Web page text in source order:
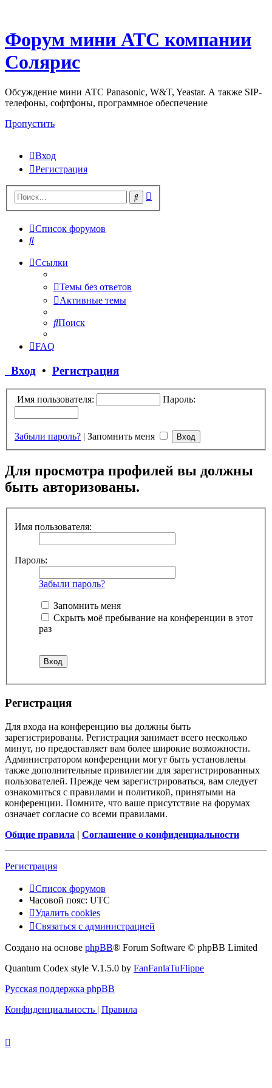
Форум мини АТС компании
Солярис
Обсуждение мини АТС Panasonic, W&T, Yeastar. А также SIP-
телефоны, софтфоны, программное обеспечение
Пропустить
Вход
Регистрация
Поиск
Список форумов
Поиск
Ссылки
Темы без ответов
Активные темы
Поиск
FAQ
Вход • Регистрация
Имя пользователя: Пароль:
Забыли пароль? | Запомнить меня
Для просмотра профилей вы должны
быть авторизованы.
Имя пользователя:
Пароль:
Забыли пароль?
Запомнить меня
Скрыть моё пребывание на конференции в этот
раз
Регистрация
Для входа на конференцию вы должны быть
зарегистрированы. Регистрация занимает всего несколько
минут, но предоставляет вам более широкие возможности.
Администратором конференции могут быть установлены
также дополнительные привилегии для зарегистрированных
пользователей. Прежде чем зарегистрироваться, вам следует
ознакомиться с правилами и политикой, принятыми на
конференции. Помните, что ваше присутствие на форумах
означает согласие со всеми правилами.
Общие правила | Соглашение о конфиденциальности
Регистрация
Список форумов
Часовой пояс: UTC
Удалить cookies
Связаться с администрацией
Создано на основе phpBB® Forum Software © phpBB Limited
Quantum Codex style V.1.5.0 by FanFanlaTuFlippe
Русская поддержка phpBB
Конфиденциальность | Правила